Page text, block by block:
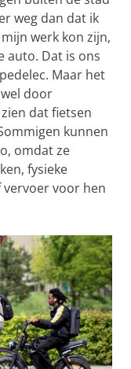
weg dan dat ik
werk kon zijn,
auto. Dat is ons
Maar het
door
dat fietsen
kunnen
omdat ze
fysieke
voor hen